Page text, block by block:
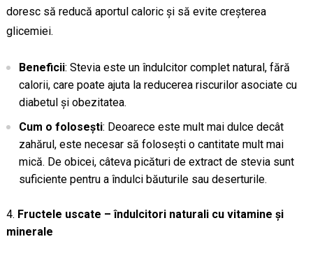
doresc să reducă aportul caloric și să evite creșterea
glicemiei.
Beneficii: Stevia este un îndulcitor complet natural, fără
calorii, care poate ajuta la reducerea riscurilor asociate cu
diabetul și obezitatea.
Cum o folosești: Deoarece este mult mai dulce decât
zahărul, este necesar să folosești o cantitate mult mai
mică. De obicei, câteva picături de extract de stevia sunt
suficiente pentru a îndulci băuturile sau deserturile.
Fructele uscate – îndulcitori naturali cu vitamine și
minerale